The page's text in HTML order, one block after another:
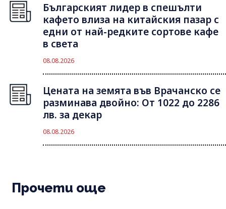
Българският лидер в спешълти
кафето влиза на китайския пазар с
едни от най-редките сортове кафе
в света
08.08.2026
Цената на земята във Врачанско се
разминава двойно: От 1022 до 2286
лв. за декар
08.08.2026
Прочети още